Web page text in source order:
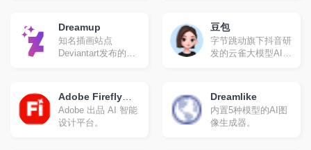
Dreamup
知名插画站点
Deviantart发布的AI
豆包
字节跳动旗下抖音研
发的云雀大模型AI对
Adobe Firefly
(Beta)
Adobe 出品 AI 智能
设计平台。
Dreamlike
内置5种模型的AI图
像生成器。